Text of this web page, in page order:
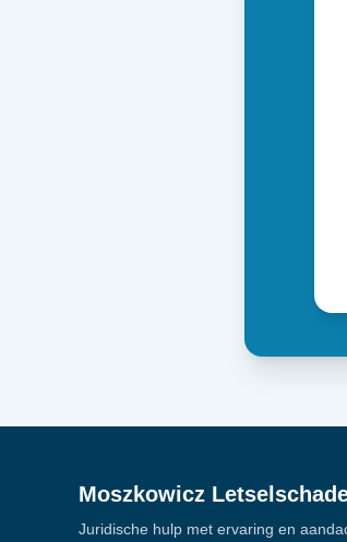
Moszkowicz
Juridische hulp met ervaring en